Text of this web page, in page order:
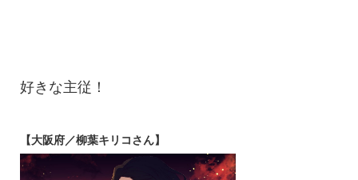
好きな主従！
【大阪府／柳葉キリコさん】